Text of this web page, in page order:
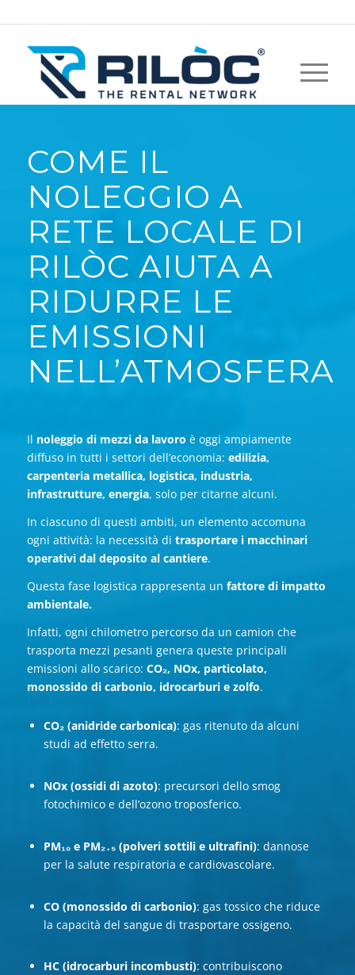
COME IL
NOLEGGIO A
RETE LOCALE DI
RILÒC AIUTA A
RIDURRE LE
EMISSIONI
NELL’ATMOSFERA
Il noleggio di mezzi da lavoro è oggi ampiamente
diffuso in tutti i settori dell’economia: edilizia,
carpenteria metallica, logistica, industria,
infrastrutture, energia, solo per citarne alcuni.
In ciascuno di questi ambiti, un elemento accomuna
ogni attività: la necessità di trasportare i macchinari
operativi dal deposito al cantiere.
Questa fase logistica rappresenta un fattore di impatto
ambientale.
Infatti, ogni chilometro percorso da un camion che
trasporta mezzi pesanti genera queste principali
emissioni allo scarico: CO₂, NOx, particolato,
monossido di carbonio, idrocarburi e zolfo.
CO₂ (anidride carbonica): gas ritenuto da alcuni
studi ad effetto serra.
NOx (ossidi di azoto): precursori dello smog
fotochimico e dell’ozono troposferico.
PM₁₀ e PM₂․₅ (polveri sottili e ultrafini): dannose
per la salute respiratoria e cardiovascolare.
CO (monossido di carbonio): gas tossico che riduce
la capacità del sangue di trasportare ossigeno.
HC (idrocarburi incombusti): contribuiscono